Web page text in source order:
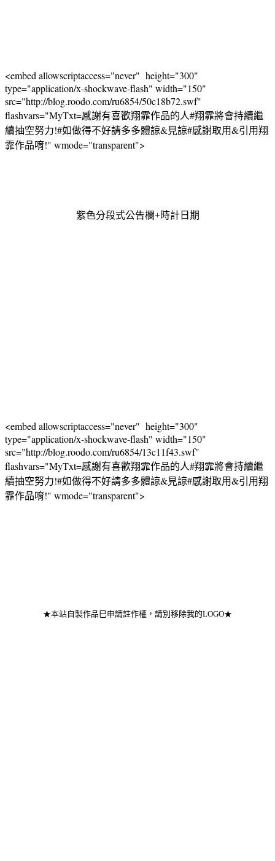
<embed allowscriptaccess="never" height="300"
type="application/x-shockwave-flash" width="150"
src="http://blog.roodo.com/ru6854/50c18b72.swf"
flashvars="MyTxt=感謝有喜歡翔霏作品的人#翔霏將會持續繼
續抽空努力!#如做得不好請多多體諒&見諒#感謝取用&引用翔
霏作品唷!" wmode="transparent">
紫色分段式公告欄+時計日期
<embed allowscriptaccess="never" height="300"
type="application/x-shockwave-flash" width="150"
src="http://blog.roodo.com/ru6854/13c11f43.swf"
flashvars="MyTxt=感謝有喜歡翔霏作品的人#翔霏將會持續繼
續抽空努力!#如做得不好請多多體諒&見諒#感謝取用&引用翔
霏作品唷!" wmode="transparent">
★本站自製作品巳申請註作權，請別移除我的LOGO★